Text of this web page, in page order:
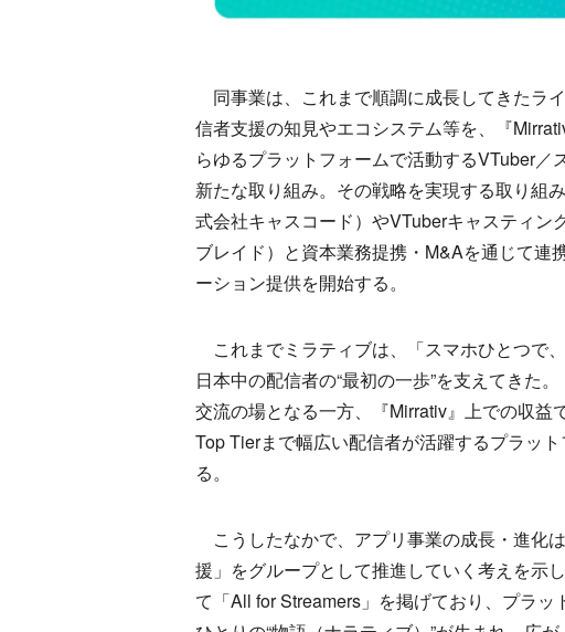
同事業は、これまで順調に成長してきたラ
信者支援の知見やエコシステム等を、『
らゆるプラットフォームで活動するVTuber／
新たな取り組み。その戦略を実現する取り組
式会社キャスコード）やVTuberキャスティン
ブレイド）と資本業務提携・M&Aを通じて連
ーション提供を開始する。
これまでミラティブは、「スマホひとつで
日本中の配信者の“最初の一歩”を支えてきた
交流の場となる一方、『Mirrativ』上での収益
Top Tierまで幅広い配信者が活躍するプラッ
る。
こうしたなかで、アプリ事業の成長・進化
援」をグループとして推進していく考えを示
て「All for Streamers」を掲げており、プラ